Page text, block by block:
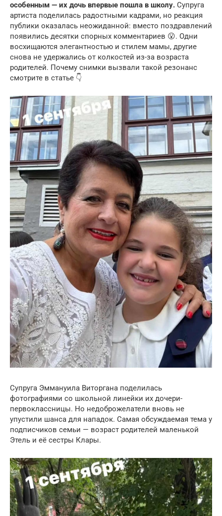
особенным — их дочь впервые пошла в школу. Супруга
артиста поделилась радостными кадрами, но реакция
публики оказалась неожиданной: вместо поздравлений
появились десятки спорных комментариев 😮. Одни
восхищаются элегантностью и стилем мамы, другие
снова не удержались от колкостей из-за возраста
родителей. Почему снимки вызвали такой резонанс
смотрите в статье 👇
Супруга Эммануила Виторгана поделилась
фотографиями со школьной линейки их дочери-
первоклассницы. Но недоброжелатели вновь не
упустили шанса для нападок. Самая обсуждаемая тема у
подписчиков семьи — возраст родителей маленькой
Этель и её сестры Клары.